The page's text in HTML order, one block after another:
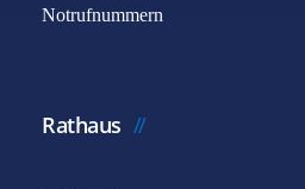
Notrufnummern
Rathaus